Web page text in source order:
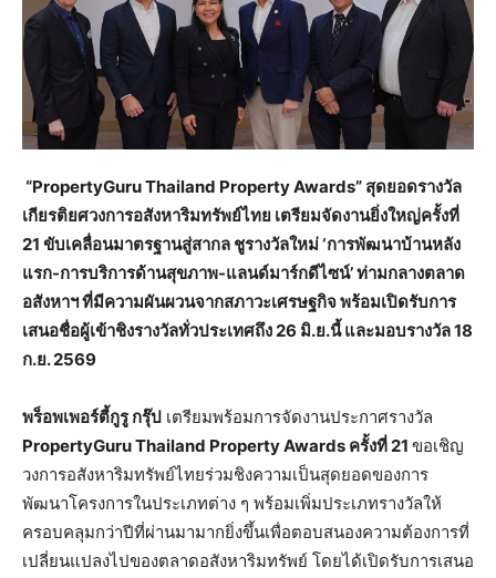
“PropertyGuru Thailand Property Awards” สุดยอดรางวัล
เกียรติยศวงการอสังหาริมทรัพย์ไทย เตรียมจัดงานยิ่งใหญ่ครั้งที่
21 ขับเคลื่อนมาตรฐานสู่สากล ชูรางวัลใหม่ ‘การพัฒนาบ้านหลัง
แรก-การบริการด้านสุขภาพ-แลนด์มาร์กดีไซน์’ ท่ามกลางตลาด
อสังหาฯ ที่มีความผันผวนจากสภาวะเศรษฐกิจ พร้อมเปิดรับการ
เสนอชื่อผู้เข้าชิงรางวัลทั่วประเทศถึง 26 มิ.ย.นี้ และมอบรางวัล 18
ก.ย. 2569
พร็อพเพอร์ตี้กูรู กรุ๊ป เตรียมพร้อมการจัดงานประกาศรางวัล
PropertyGuru Thailand Property Awards ครั้งที่ 21 ขอเชิญ
วงการอสังหาริมทรัพย์ไทยร่วมชิงความเป็นสุดยอดของการ
พัฒนาโครงการในประเภทต่าง ๆ พร้อมเพิ่มประเภทรางวัลให้
ครอบคลุมกว่าปีที่ผ่านมามากยิ่งขึ้นเพื่อตอบสนองความต้องการที่
เปลี่ยนแปลงไปของตลาดอสังหาริมทรัพย์ โดยได้เปิดรับการเสนอ